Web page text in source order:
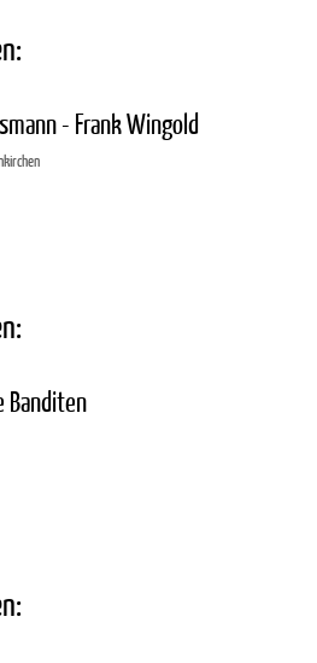
- Frank Wingold
Banditen